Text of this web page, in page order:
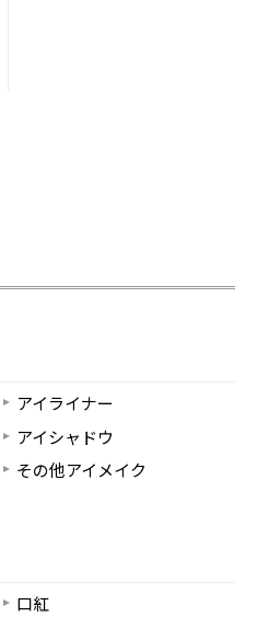
アイライナー
アイシャドウ
その他アイメイク
口紅